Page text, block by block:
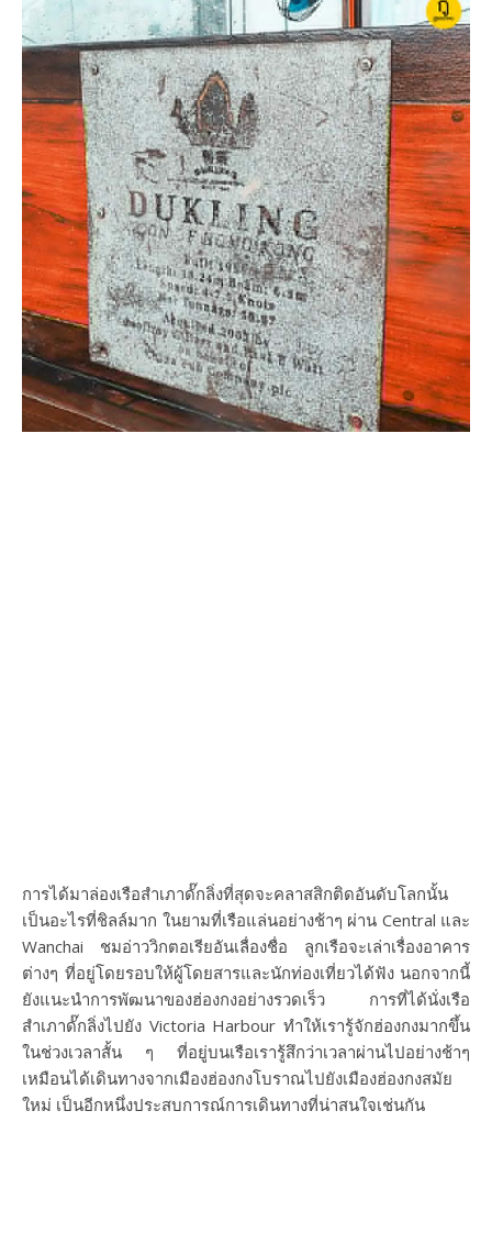
การได้มาล่องเรือสำเภาดั๊กลิ่งที่สุดจะคลาสสิกติดอันดับโลกนั้น
เป็นอะไรที่ชิลล์มาก ในยามที่เรือแล่นอย่างช้าๆ ผ่าน Central และ
Wanchai ชมอ่าววิกตอเรียอันเลื่องชื่อ ลูกเรือจะเล่าเรื่องอาคาร
ต่างๆ ที่อยู่โดยรอบให้ผู้โดยสารและนักท่องเที่ยวได้ฟัง นอกจากนี้
ยังแนะนำการพัฒนาของฮ่องกงอย่างรวดเร็ว การที่ได้นั่งเรือ
สำเภาดั๊กลิ่งไปยัง Victoria Harbour ทำให้เรารู้จักฮ่องกงมากขึ้น
ในช่วงเวลาสั้น ๆ ที่อยู่บนเรือเรารู้สึกว่าเวลาผ่านไปอย่างช้าๆ
เหมือนได้เดินทางจากเมืองฮ่องกงโบราณไปยังเมืองฮ่องกงสมัย
ใหม่ เป็นอีกหนึ่งประสบการณ์การเดินทางที่น่าสนใจเช่นกัน